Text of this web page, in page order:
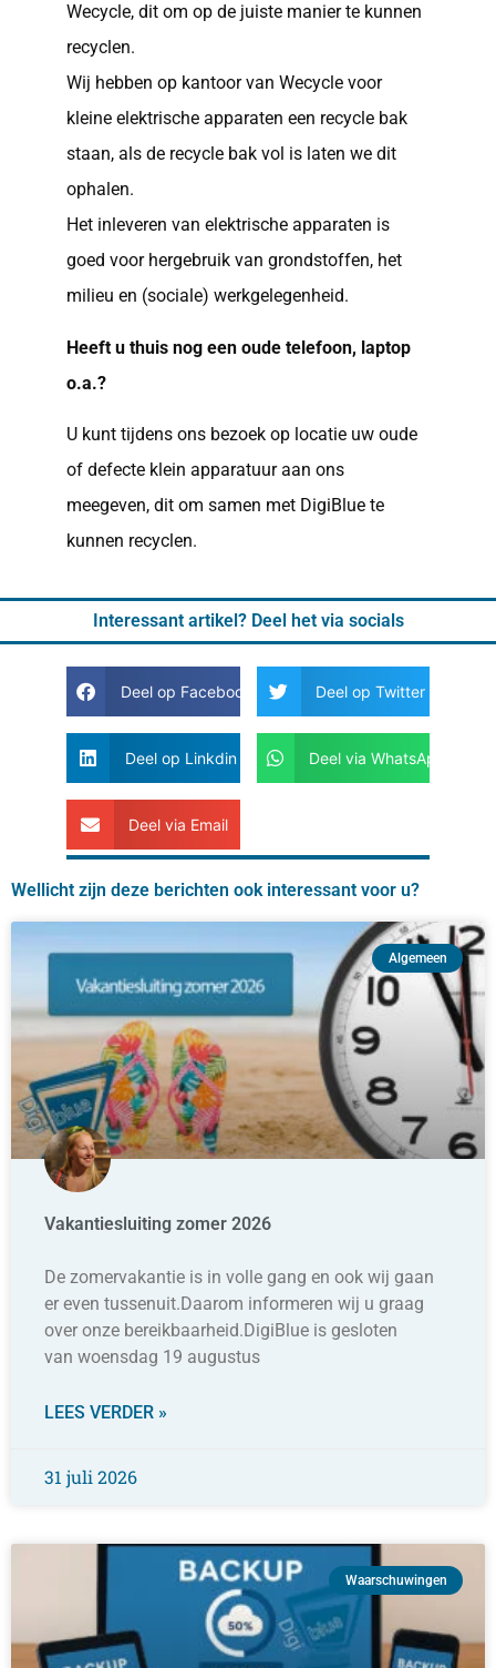
Wecycle, dit om op de juiste manier te kunnen
recyclen.
Wij hebben op kantoor van Wecycle voor
kleine elektrische apparaten een recycle bak
staan, als de recycle bak vol is laten we dit
ophalen.
Het inleveren van elektrische apparaten is
goed voor hergebruik van grondstoffen, het
milieu en (sociale) werkgelegenheid.
Heeft u thuis nog een oude telefoon, laptop
o.a.?
U kunt tijdens ons bezoek op locatie uw oude
of defecte klein apparatuur aan ons
meegeven, dit om samen met DigiBlue te
kunnen recyclen.
Interessant artikel? Deel het via socials
Deel op Facebook Deel op Twitter
Deel op Linkdin Deel via WhatsApp
Deel via Email
Wellicht zijn deze berichten ook interessant voor u?
Algemeen
Vakantiesluiting zomer 2026
De zomervakantie is in volle gang en ook wij gaan
er even tussenuit.Daarom informeren wij u graag
over onze bereikbaarheid.DigiBlue is gesloten
van woensdag 19 augustus
LEES VERDER »
31 juli 2026
Waarschuwingen